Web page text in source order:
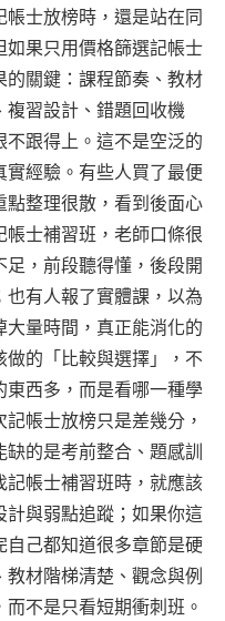
士放榜時，還是站在同
果只用價格篩選記帳士
關鍵：課程節奏、教材
習設計、錯題回收機
跟得上。這不是空泛的
經驗。有些人買了最便
整理很散，看到後面心
士補習班，老師口條很
，前段聽得懂，後段開
有人報了實體課，以為
量時間，真正能消化的
的「比較與選擇」，不
西多，而是看哪一種學
帳士放榜只是差幾分，
的是考前整合、題感訓
帳士補習班時，就應該
與弱點追蹤；如果你這
己都知道很多章節是硬
材階梯清楚、觀念與例
不是只看短期衝刺班。